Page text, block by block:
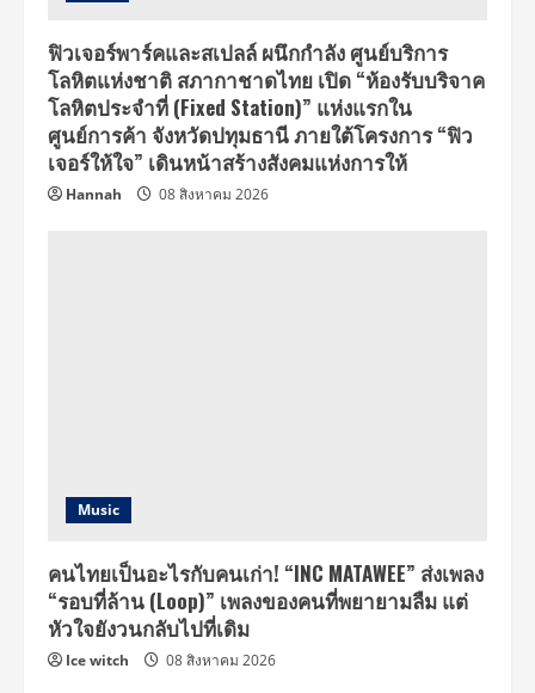
ฟิวเจอร์พาร์คและสเปลล์ ผนึกกำลัง ศูนย์บริการ
โลหิตแห่งชาติ สภากาชาดไทย เปิด “ห้องรับบริจาค
โลหิตประจำที่ (Fixed Station)” แห่งแรกใน
ศูนย์การค้า จังหวัดปทุมธานี ภายใต้โครงการ “ฟิว
เจอร์ให้ใจ” เดินหน้าสร้างสังคมแห่งการให้
Hannah 08 สิงหาคม 2026
Music
คนไทยเป็นอะไรกับคนเก่า! “INC MATAWEE” ส่งเพลง
“รอบที่ล้าน (Loop)” เพลงของคนที่พยายามลืม แต่
หัวใจยังวนกลับไปที่เดิม
Ice witch 08 สิงหาคม 2026